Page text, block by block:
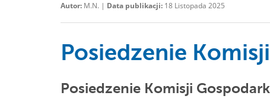
Autor: M.N. | Data publikacji: 18 Listopada 2025
Posiedzenie
Posiedzenie Komisji